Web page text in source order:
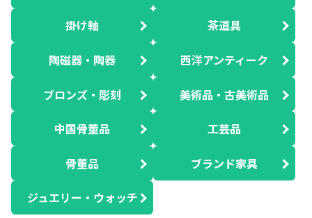
掛け軸 茶道具
陶磁器・陶器 西洋アンティーク
ブロンズ・彫刻 美術品・古美術品
中国骨董品 工芸品
骨董品 ブランド家具
ジュエリー・ウォッチ